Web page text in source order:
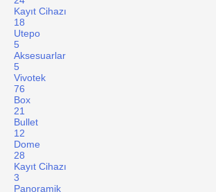
Kayıt Cihazı
18
Utepo
5
Aksesuarlar
5
Vivotek
76
Box
21
Bullet
12
Dome
28
Kayıt Cihazı
3
Panoramik